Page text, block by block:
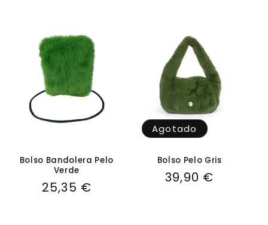
Bolso Bandolera Pelo
Verde
Precio
25,35 €
Agotado
Bolso Pelo Gris
Precio
39,90 €